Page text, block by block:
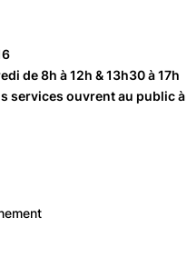
de 8h à 12h & 13h30 à 17h
services ouvrent au public à